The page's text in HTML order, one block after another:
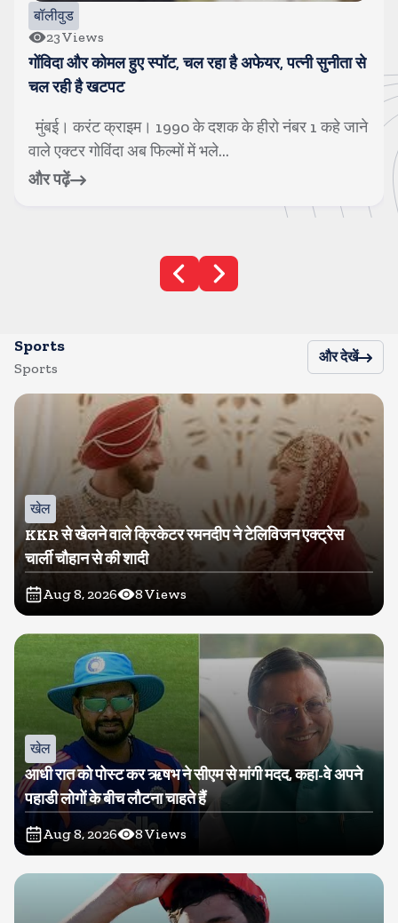
बॉलीवुड
8Views
सलमान खान के घर के बाहर पुलिसवाले की मौत, अचानक
पडकर गिर पडे
मुंबई। करंट क्राइम। बॉलीवुड सुपरस्टार सलमान खान की
सुरक्षा में तैनात एक पुलिसकर्मी की मौत हो ...
और पढ़ें
Sports
Sports
और देखें
खेल
KKR से खेलने वाले क्रिकेटर रमनदीप ने टेलिविजन एक्ट्रेस
चार्ली चौहान से की शादी
Aug 8, 2026 8Views
खेल
आधी रात को पोस्ट कर ऋषभ ने सीएम से मांगी मदद, कहा-वे अपने
पहाडी लोगों के बीच लौटना चाहते हैं
Aug 8, 2026 8Views